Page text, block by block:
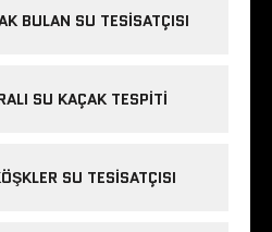
BULAN SU TESISATÇISI
SU KAÇAK TESPITI
SU TESISATÇISI